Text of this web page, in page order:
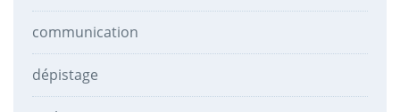
communication
dépistage